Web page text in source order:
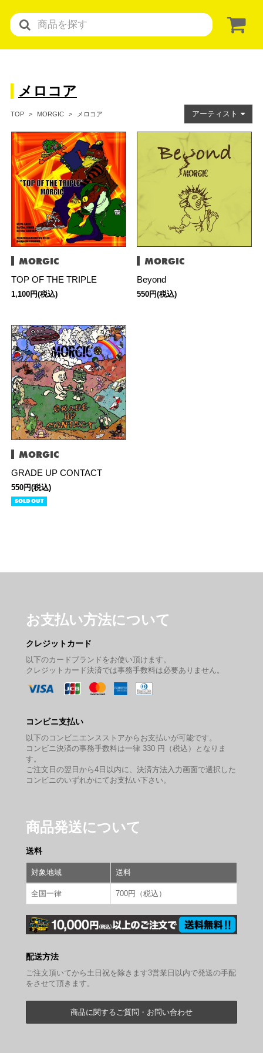
メロコア
TOP MORGIC メロコア アーティスト
MORGIC
TOP OF THE TRIPLE
1,100円(税込)
MORGIC
Beyond
550円(税込)
MORGIC
GRADE UP CONTACT
550円(税込)
SOLD OUT
お支払い方法について
クレジットカード
以下のカードブランドをお使い頂けます。
クレジットカード決済では事務手数料は必要ありません。
コンビニ支払い
以下のコンビニエンスストアからお支払いが可能です。
コンビニ決済の事務手数料は一律 330 円（税込）となりま
す。
ご注文日の翌日から4日以内に、決済方法入力画面で選択した
コンビニのいずれかにてお支払い下さい。
商品発送について
送料
対象地域 送料
全国一律 700円（税込）
配送方法
ご注文頂いてから土日祝を除きます3営業日以内で発送の手配
をさせて頂きます。
商品に関するご質問・お問い合わせ